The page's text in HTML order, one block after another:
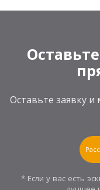
Оставьте заявку
* Если у вас есть